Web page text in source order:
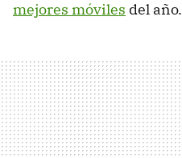
mejores móviles del año.